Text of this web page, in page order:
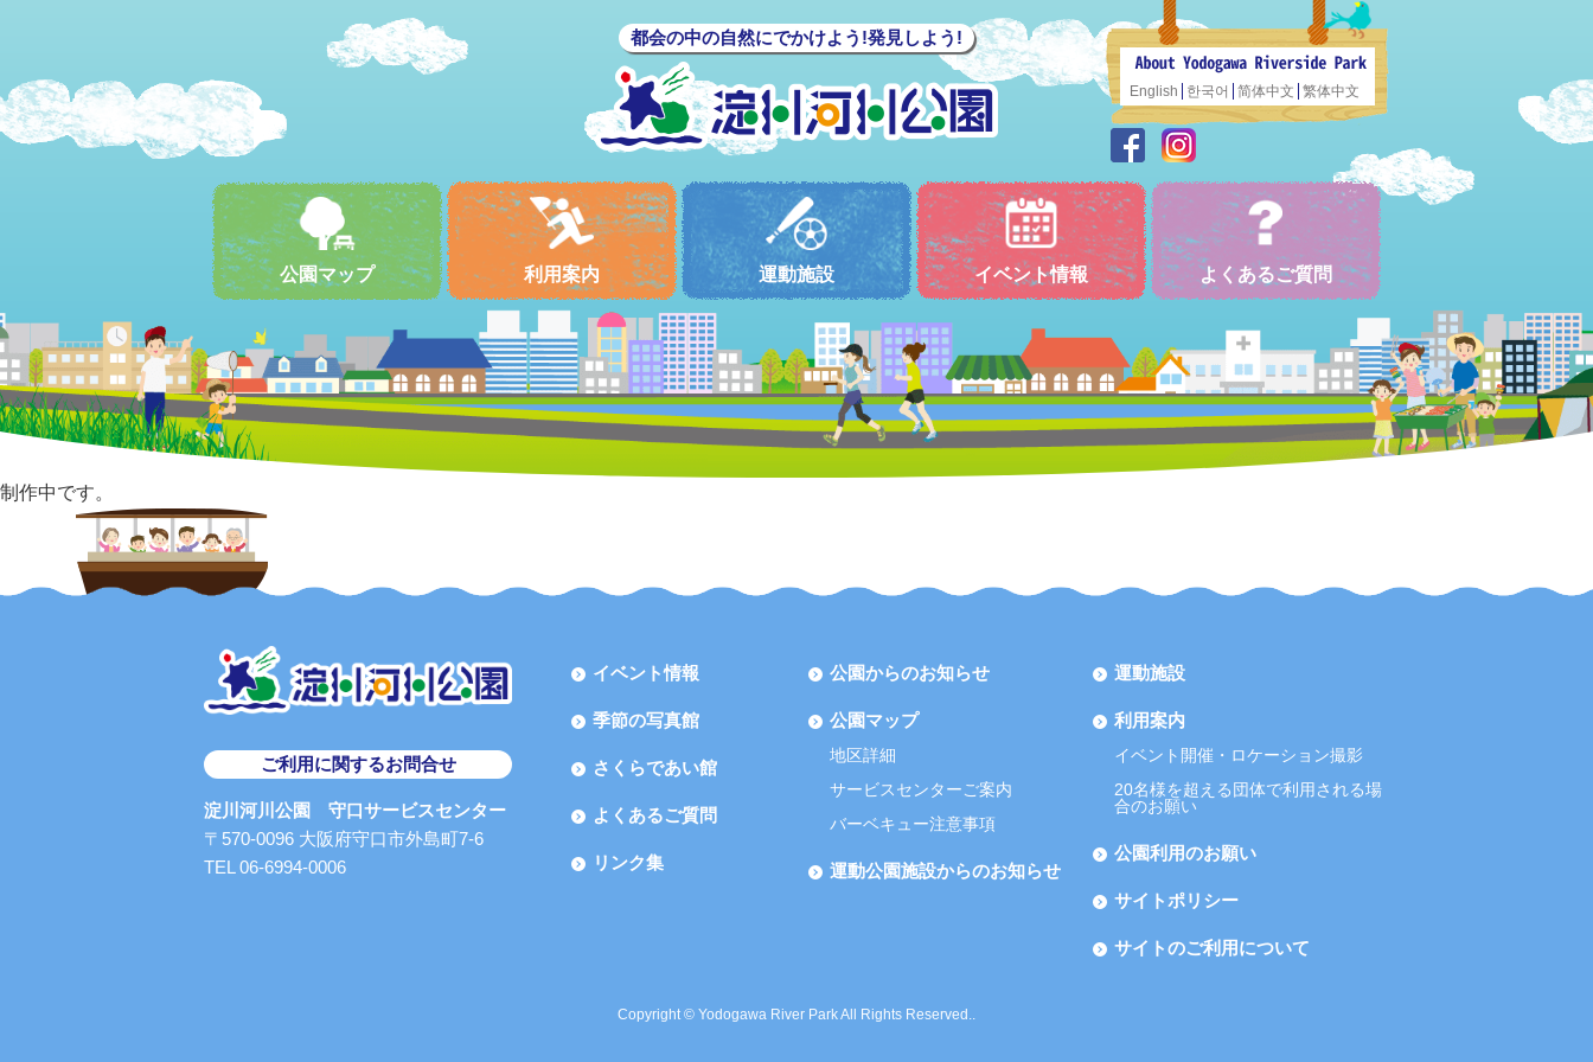
都会の中の自然にでかけよう!発見しよう!
English 한국어 简体中文 繁体中文
公園マップ 利用案内 運動施設 イベント情報 よくあるご質問
制作中です。
ご利用に関するお問合せ
淀川河川公園 守口サービスセンター
〒570-0096 大阪府守口市外島町7-6
TEL 06-6994-0006
イベント情報
季節の写真館
さくらであい館
よくあるご質問
リンク集
公園からのお知らせ
公園マップ
地区詳細
サービスセンターご案内
バーベキュー注意事項
運動公園施設からのお知らせ
運動施設
利用案内
イベント開催・ロケーション撮影
20名様を超える団体で利用される場
合のお願い
公園利用のお願い
サイトポリシー
サイトのご利用について
Copyright © Yodogawa River Park All Rights Reserved..